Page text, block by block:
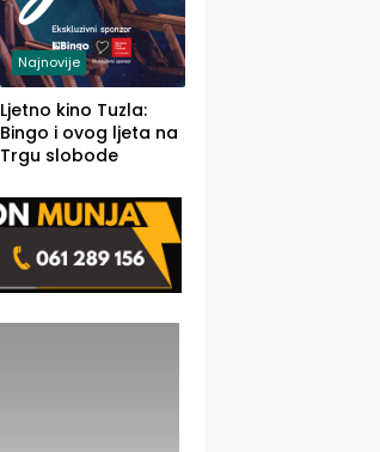
Najnovije
Ljetno kino Tuzla:
Bingo i ovog ljeta na
Trgu slobode